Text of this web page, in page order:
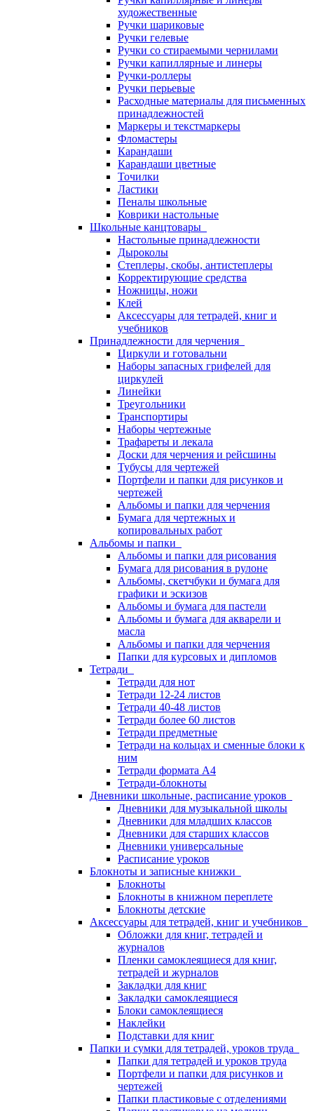
художественные
Ручки шариковые
Ручки гелевые
Ручки со стираемыми чернилами
Ручки капиллярные и линеры
Ручки-роллеры
Ручки перьевые
Расходные материалы для письменных
принадлежностей
Маркеры и текстмаркеры
Фломастеры
Карандаши
Карандаши цветные
Точилки
Ластики
Пеналы школьные
Коврики настольные
Школьные канцтовары
Настольные принадлежности
Дыроколы
Степлеры, скобы, антистеплеры
Корректирующие средства
Ножницы, ножи
Клей
Аксессуары для тетрадей, книг и
учебников
Принадлежности для черчения
Циркули и готовальни
Наборы запасных грифелей для
циркулей
Линейки
Треугольники
Транспортиры
Наборы чертежные
Трафареты и лекала
Доски для черчения и рейсшины
Тубусы для чертежей
Портфели и папки для рисунков и
чертежей
Альбомы и папки для черчения
Бумага для чертежных и
копировальных работ
Альбомы и папки
Альбомы и папки для рисования
Бумага для рисования в рулоне
Альбомы, скетчбуки и бумага для
графики и эскизов
Альбомы и бумага для пастели
Альбомы и бумага для акварели и
масла
Альбомы и папки для черчения
Папки для курсовых и дипломов
Тетради
Тетради для нот
Тетради 12-24 листов
Тетради 40-48 листов
Тетради более 60 листов
Тетради предметные
Тетради на кольцах и сменные блоки к
ним
Тетради формата А4
Тетради-блокноты
Дневники школьные, расписание уроков
Дневники для музыкальной школы
Дневники для младших классов
Дневники для старших классов
Дневники универсальные
Расписание уроков
Блокноты и записные книжки
Блокноты
Блокноты в книжном переплете
Блокноты детские
Аксессуары для тетрадей, книг и учебников
Обложки для книг, тетрадей и
журналов
Пленки самоклеящиеся для книг,
тетрадей и журналов
Закладки для книг
Закладки самоклеящиеся
Блоки самоклеящиеся
Наклейки
Подставки для книг
Папки и сумки для тетрадей, уроков труда
Папки для тетрадей и уроков труда
Портфели и папки для рисунков и
чертежей
Папки пластиковые с отделениями